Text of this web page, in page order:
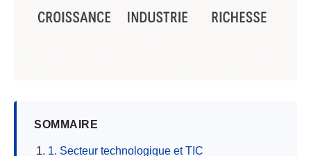
SOMMAIRE
1. Secteur technologique et TIC